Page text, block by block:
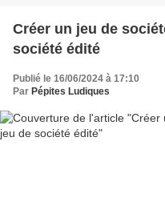
Créer un jeu de
société édité
Publié le 16/06/2024 à 17:10
Par Pépites Ludiques